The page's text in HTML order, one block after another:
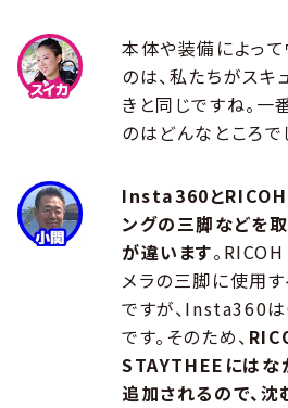
本体や装備によっ
のは、私たちがスキ
きと同じですね。
のはどんなところで
Insta360とRICOH
ングの三脚などを
が違います。
メラの三脚に使用
ですが、Insta360
です。そのため、
STAYTHEEにはな
追加されるので、